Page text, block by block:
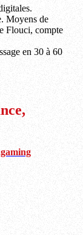
Moyens de
Flouci, compte
en 30 à 60